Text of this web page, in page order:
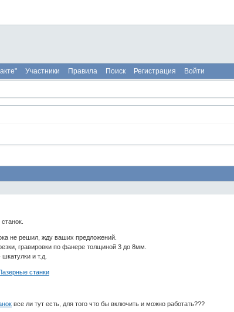
Участники Правила Поиск Регистрация Войти
не решил, жду ваших предложений.
гравировки по фанере толщиной 3 до 8мм.
и т.д.
станки
все ли тут есть, для того что бы включить и можно работать???